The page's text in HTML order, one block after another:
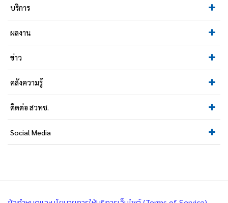
บริการ
ผลงาน
ข่าว
คลังความรู้
ติดต่อ สวทช.
Social Media